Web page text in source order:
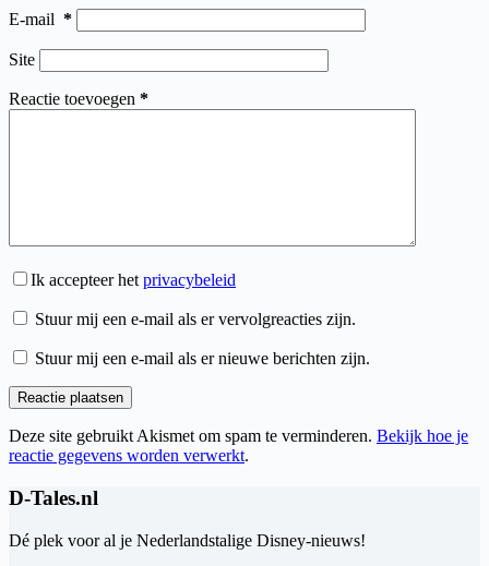
E-mail *
Site
Reactie toevoegen *
Ik accepteer hetprivacybeleid
Stuur mij een e-mail als er vervolgreacties zijn.
Stuur mij een e-mail als er nieuwe berichten zijn.
Reactie plaatsen
Deze site gebruikt Akismet om spam te verminderen. Bekijk hoe je
reactie gegevens worden verwerkt.
D-Tales.nl
Dé plek voor al je Nederlandstalige Disney-nieuws!